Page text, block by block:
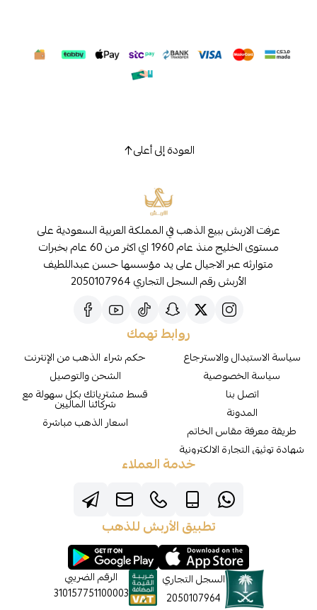
العودة إلى أعلى
عرفت الاربش ببيع الذهب في المملكة العربية السعودية على
مستوى الخليج منذ عام 1960 اي اكثر من 60 عام بخبرات
متوارثه عبر الاجيال على يد مؤسسها حسن عبداللطيف
الأربش رقم السجل التجاري 2050107964
روابط تهمك
سياسة الاستبدال والاسترجاع
سياسة الخصوصية
اتصل بنا
المدونة
طريقة معرفة مقاس الخاتم
شهادة توثيق التجارة الالكترونية
حكم شراء الذهب من الإنترنت
الشحن والتوصيل
قسط مشترياتك بكل سهولة مع
شركائنا الماليين
اسعار الذهب مباشرة
خدمة العملاء
تطبيق الأربش للذهب
السجل التجاري
2050107964
الرقم الضريبي
310157751100003